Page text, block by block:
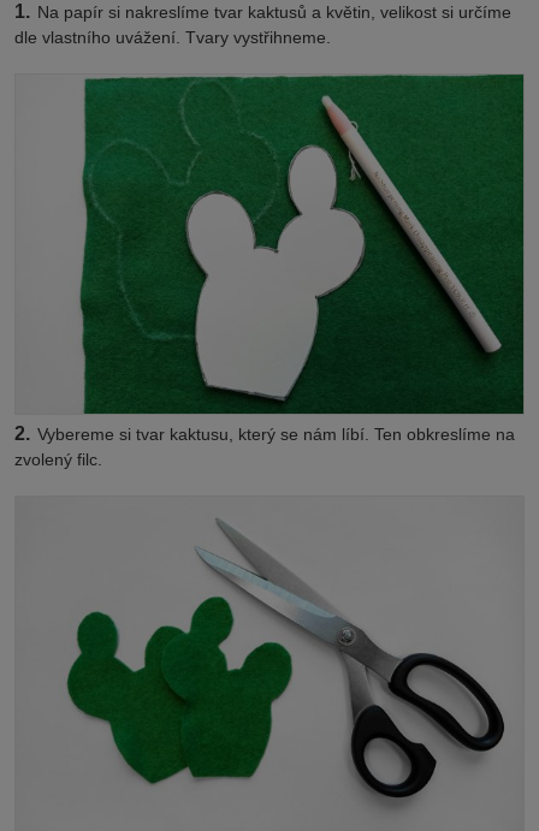
1. Na papír si nakreslíme tvar kaktusů a květin, velikost si určíme
dle vlastního uvážení. Tvary vystřihneme.
2. Vybereme si tvar kaktusu, který se nám líbí. Ten obkreslíme na
zvolený filc.